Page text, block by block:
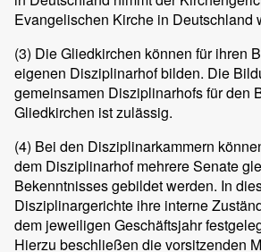
Evangelischen Kirche in Deutschland
(3) Die Gliedkirchen können für ihren
eigenen Disziplinarhof bilden. Die
gemeinsamen Disziplinarhofs für den
Gliedkirchen ist zulässig.
(4) Bei den Disziplinarkammern
dem Disziplinarhof mehrere Senate
Bekenntnisses gebildet werden. In
Disziplinargerichte ihre interne
dem jeweiligen Geschäftsjahr
Hierzu beschließen die vorsitzenden